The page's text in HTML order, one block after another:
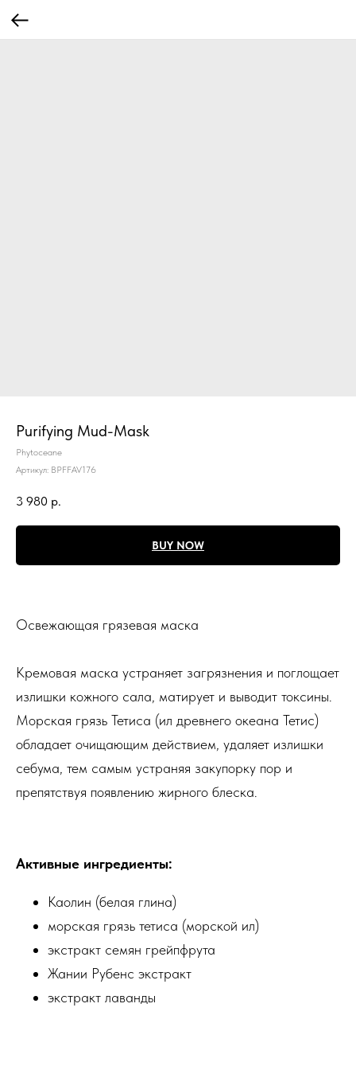
Purifying Mud-Mask
Phytoceane
Артикул: BPFFAV176
3 980 р.
BUY NOW
Освежающая грязевая маска
Кремовая маска устраняет загрязнения и поглощает
излишки кожного сала, матирует и выводит токсины.
Морская грязь Тетиса (ил древнего океана Тетис)
обладает очищающим действием, удаляет излишки
себума, тем самым устраняя закупорку пор и
препятствуя появлению жирного блеска.
Активные ингредиенты:
Каолин (белая глина)
морская грязь тетиса (морской ил)
экстракт семян грейпфрута
Жании Рубенс экстракт
экстракт лаванды